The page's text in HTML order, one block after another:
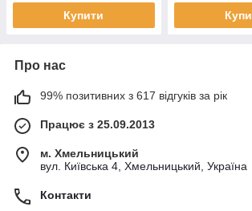
Купити
Про нас
99% позитивних з 617 відгуків за рік
Працює з 25.09.2013
м. Хмельницький
вул. Київська 4, Хмельницький, Україна
Контакти